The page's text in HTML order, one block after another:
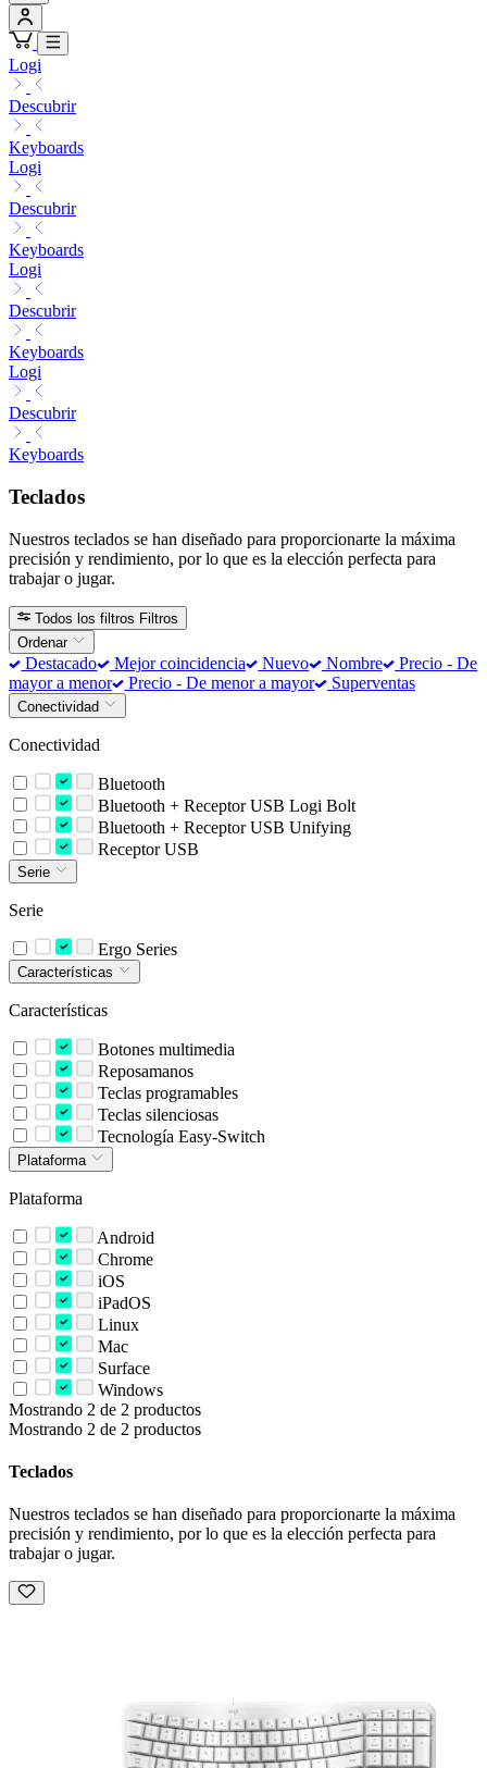
Logi
Descubrir
Keyboards
Logi
Descubrir
Keyboards
Logi
Descubrir
Keyboards
Logi
Descubrir
Keyboards
Teclados
Nuestros teclados se han diseñado para proporcionarte la máxima
precisión y rendimiento, por lo que es la elección perfecta para
trabajar o jugar.
Todos los filtros Filtros
Ordenar
Destacado Mejor coincidencia Nuevo Nombre
Precio - De
mayor a menor
Precio - De menor a mayor Superventas
Conectividad
Conectividad
Bluetooth
Bluetooth + Receptor USB Logi Bolt
Bluetooth + Receptor USB Unifying
Receptor USB
Serie
Serie
Ergo Series
Características
Características
Botones multimedia
Reposamanos
Teclas programables
Teclas silenciosas
Tecnología Easy-Switch
Plataforma
Plataforma
Android
Chrome
iOS
iPadOS
Linux
Mac
Surface
Windows
Mostrando 2 de 2 productos
Mostrando 2 de 2 productos
Teclados
Nuestros teclados se han diseñado para proporcionarte la máxima
precisión y rendimiento, por lo que es la elección perfecta para
trabajar o jugar.